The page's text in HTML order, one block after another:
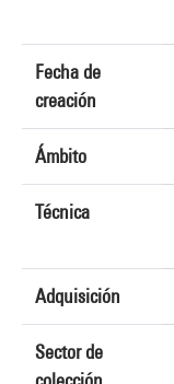
Fecha de
creación
Ámbito
Técnica
Adquisición
Sector de